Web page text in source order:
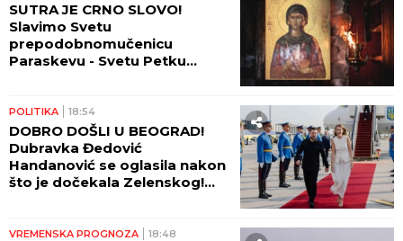
SUTRA JE CRNO SLOVO!
Slavimo Svetu
prepodobnomučenicu
Paraskevu - Svetu Petku
POLITIKA 18:54
DOBRO DOŠLI U BEOGRAD!
Dubravka Đedović
Handanović se oglasila nakon
što je dočekala Zelenskog!
VREMENSKA PROGNOZA 18:48